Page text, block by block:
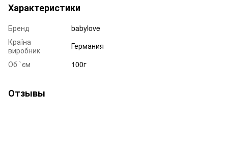
Характеристики
Бренд
babylove
Країна
виробник
Германия
Об `єм
100г
Отзывы